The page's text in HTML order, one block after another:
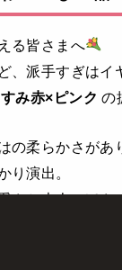
る皆さまへ
、派手すぎは
すみ赤×ピンク の
の柔らかさがあ
り演出。
さと大人っぽさ